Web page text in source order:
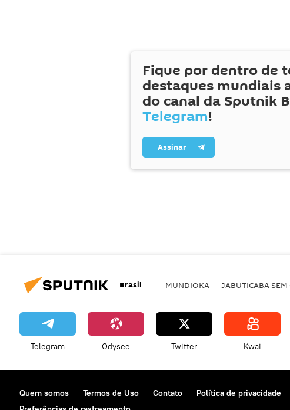
Fique por dentro de
destaques mundiais
do canal da Sputnik
Telegram!
Assinar
Brasil MUNDIOKA JABUTICABA SEM
Telegram Odysee Twitter Kwai
Quem somos Termos de Uso Contato Política de privacidade